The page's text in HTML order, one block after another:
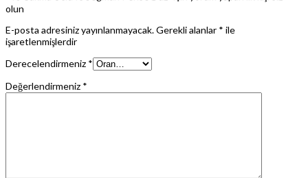
olun
E-posta adresiniz yayınlanmayacak.Gerekli alanlar * ile
işaretlenmişlerdir
Derecelendirmeniz *
Değerlendirmeniz *